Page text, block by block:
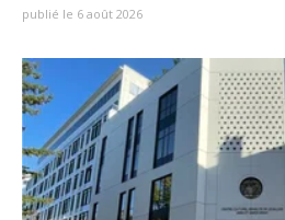
publié le 6 août 2026